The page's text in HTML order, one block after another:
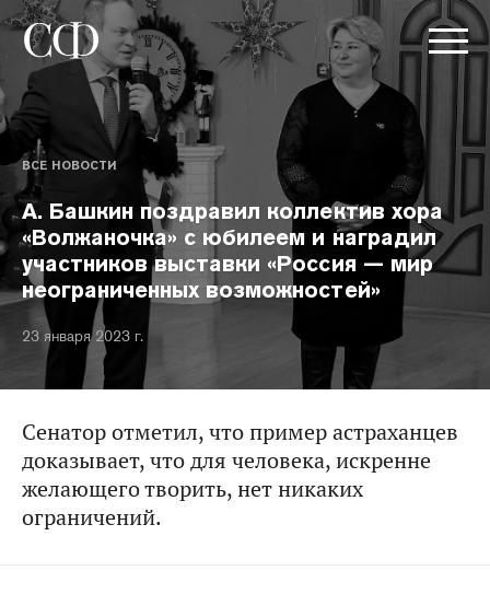
ВСЕ НОВОСТИ
А. Башкин поздравил коллектив хора
«Волжаночка» с юбилеем и наградил
участников выставки «Россия — мир
неограниченных возможностей»
23 января 2023 г.
Сенатор отметил, что пример астраханцев
доказывает, что для человека, искренне
желающего творить, нет никаких
ограничений.